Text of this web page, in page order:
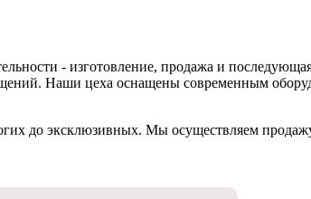
- изготовление, продажа и
Наши цеха оснащены современным
до эксклюзивных. Мы осуществляем